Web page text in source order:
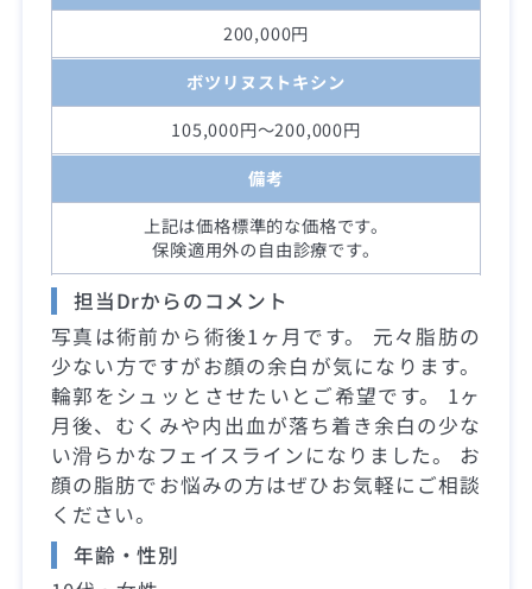
200,000円
ボツリヌストキシン
105,000円～200,000円
備考
上記は価格標準的な価格です。
保険適用外の自由診療です。
担当Drからのコメント
写真は術前から術後1ヶ月です。 元々脂肪の
少ない方ですがお顔の余白が気になります。
輪郭をシュッとさせたいとご希望です。 1ヶ
月後、むくみや内出血が落ち着き余白の少な
い滑らかなフェイスラインになりました。 お
顔の脂肪でお悩みの方はぜひお気軽にご相談
ください。
年齢・性別